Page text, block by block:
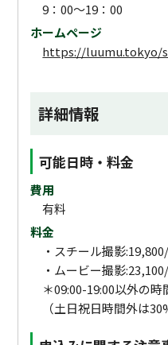
9：00～19：00
ホームページ
https://luumu.tokyo/
詳細情報
可能日時・料金
費用
有料
料金
・スチール撮影
・ムービー撮影
＊09:00-19:00以外の
（土日祝日時間外は